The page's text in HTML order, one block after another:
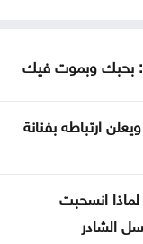
بحبك وبموت فيك
ارتباطه بفنانة
انسحبت
الشادر